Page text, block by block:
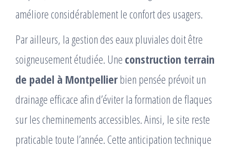
améliore considérablement le confort des usagers.
Par ailleurs, la gestion des eaux pluviales doit être
soigneusement étudiée. Une construction terrain
de padel à Montpellier bien pensée prévoit un
drainage efficace afin d’éviter la formation de flaques
sur les cheminements accessibles. Ainsi, le site reste
praticable toute l’année. Cette anticipation technique